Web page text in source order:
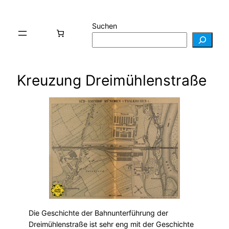
Suchen
Kreuzung Dreimühlenstraße
Die Geschichte der Bahnunterführung der
Dreimühlenstraße ist sehr eng mit der Geschichte